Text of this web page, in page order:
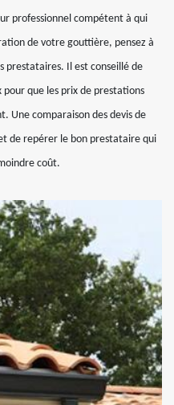
professionnel compétent à qui
de votre gouttière, pensez à
prestataires. Il est conseillé de
pour que les prix de prestations
Une comparaison des devis de
de repérer le bon prestataire qui
coût.